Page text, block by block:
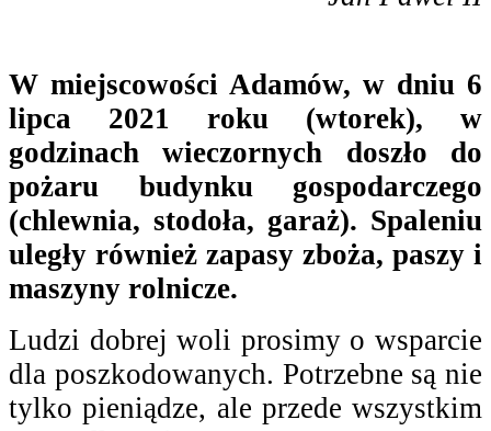
W miejscowości Adamów, w dniu 6
lipca 2021 roku (wtorek), w
godzinach wieczornych doszło do
pożaru budynku gospodarczego
(chlewnia, stodoła, garaż). Spaleniu
uległy również zapasy zboża, paszy i
maszyny rolnicze.
Ludzi dobrej woli prosimy o wsparcie
dla poszkodowanych. Potrzebne są nie
tylko pieniądze, ale przede wszystkim